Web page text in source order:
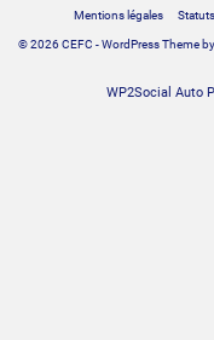
Mentions légales Statuts
© 2026 CEFC - WordPress Theme by
WP2Social Auto